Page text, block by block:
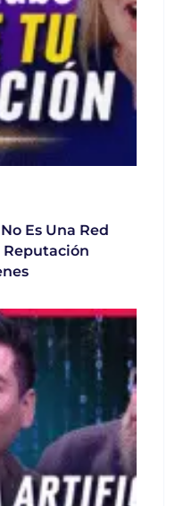
Es Una Red
Reputación